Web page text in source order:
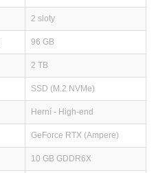
2 sloty
96 GB
2 TB
SSD (M.2 NVMe)
Herní - High-end
GeForce RTX (Ampere)
10 GB GDDR6X